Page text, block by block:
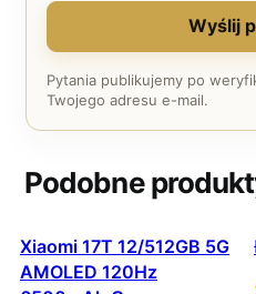
Wyślij
Pytania publikujemy po
Twojego adresu e-mail.
Podobne
Xiaomi 17T 12/512GB 5G
AMOLED 120Hz